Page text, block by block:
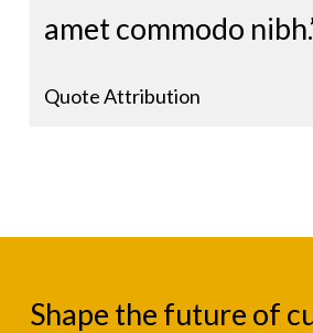
amet commodo
Quote Attribution
Shape the future of